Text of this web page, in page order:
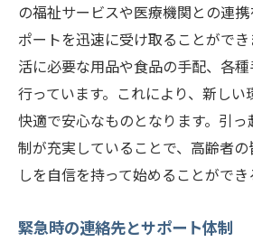
の福祉サービスや医療機関との連
ポートを迅速に受け取ることがで
活に必要な用品や食品の手配、各
行っています。これにより、新しい
快適で安心なものとなります。引
制が充実していることで、高齢者
しを自信を持って始めることができ
緊急時の連絡先とサポート体制